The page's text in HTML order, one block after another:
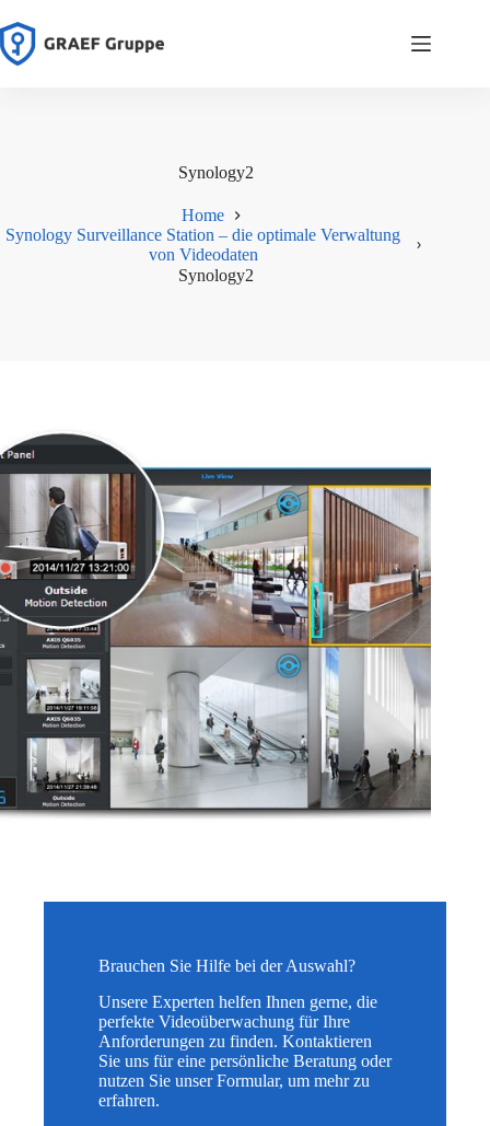
Inhalt
springen
Synology2
Home
Synology Surveillance Station – die optimale Verwaltung
von Videodaten
Synology2
Brauchen Sie Hilfe bei der Auswahl?
Unsere Experten helfen Ihnen gerne, die
perfekte Videoüberwachung für Ihre
Anforderungen zu finden. Kontaktieren
Sie uns für eine persönliche Beratung oder
nutzen Sie unser Formular, um mehr zu
erfahren.